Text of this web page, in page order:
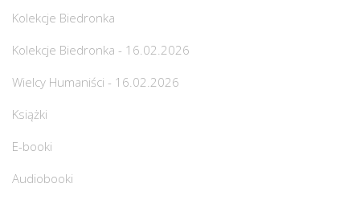
Kolekcje Biedronka
Kolekcje Biedronka - 16.02.2026
Wielcy Humaniści - 16.02.2026
Książki
E-booki
Audiobooki